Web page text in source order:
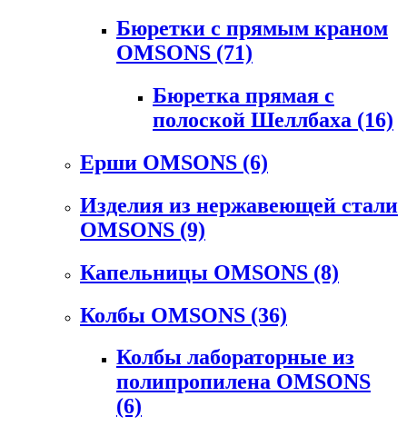
Бюретки с прямым краном
OMSONS (71)
Бюретка прямая с
полоской Шеллбаха (16)
Ерши OMSONS (6)
Изделия из нержавеющей стали
OMSONS (9)
Капельницы OMSONS (8)
Колбы OMSONS (36)
Колбы лабораторные из
полипропилена OMSONS
(6)